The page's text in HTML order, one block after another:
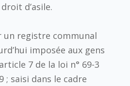
d’asile.
un registre communal
imposée aux gens
7 de la loi n° 69-3
; saisi dans le cadre